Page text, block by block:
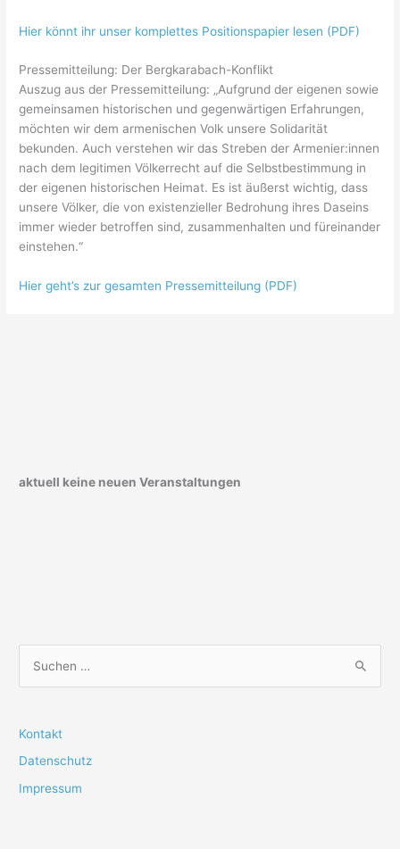
Hier könnt ihr unser komplettes Positionspapier lesen (PDF)
Pressemitteilung: Der Bergkarabach-Konflikt
Auszug aus der Pressemitteilung: „Aufgrund der eigenen sowie
gemeinsamen historischen und gegenwärtigen Erfahrungen,
möchten wir dem armenischen Volk unsere Solidarität
bekunden. Auch verstehen wir das Streben der Armenier:innen
nach dem legitimen Völkerrecht auf die Selbstbestimmung in
der eigenen historischen Heimat. Es ist äußerst wichtig, dass
unsere Völker, die von existenzieller Bedrohung ihres Daseins
immer wieder betroffen sind, zusammenhalten und füreinander
einstehen.“
Hier geht’s zur gesamten Pressemitteilung (PDF)
aktuell keine neuen Veranstaltungen
h
Kontakt
Datenschutz
Impressum